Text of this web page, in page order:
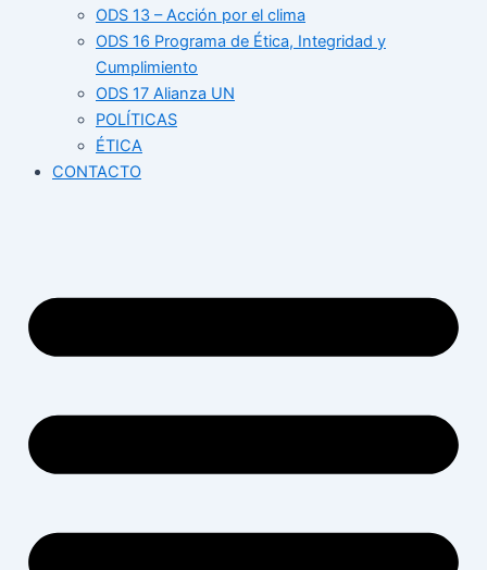
ODS 13 – Acción por el clima
ODS 16 Programa de Ética, Integridad y
Cumplimiento
ODS 17 Alianza UN
POLÍTICAS
ÉTICA
CONTACTO